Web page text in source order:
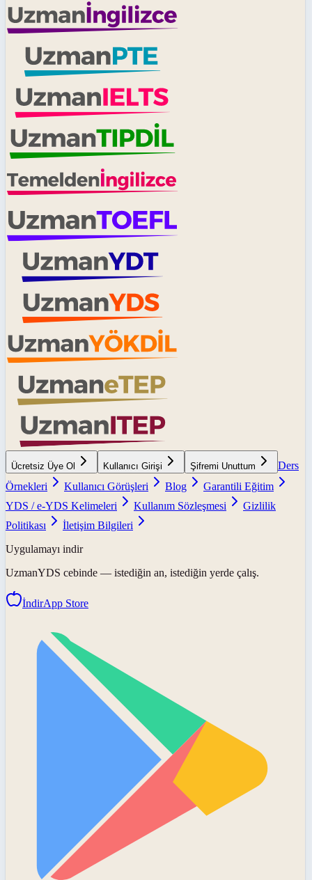
Ücretsiz Üye Ol Kullanıcı Girişi Şifremi Unuttum
Ders
Örnekleri
Kullanıcı Görüşleri Blog
Garantili Eğitim
YDS / e-YDS Kelimeleri
Kullanım Sözleşmesi
Gizlilik
Politikası
İletişim Bilgileri
Uygulamayı indir
UzmanYDS cebinde — istediğin an, istediğin yerde çalış.
İndirApp Store